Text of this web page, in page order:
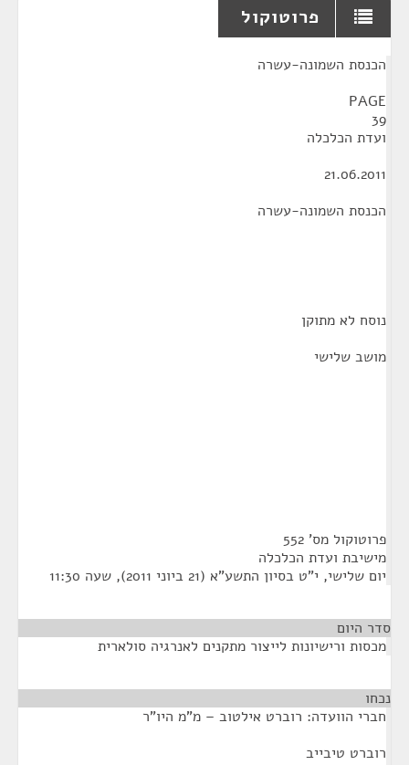
פרוטוקול
הכנסת השמונה-עשרה
PAGE
39
ועדת הכלכלה
21.06.2011
הכנסת השמונה-עשרה
נוסח לא מתוקן
מושב שלישי
פרוטוקול מס' 552
מישיבת ועדת הכלכלה
יום שלישי, י"ט בסיון התשע"א (21 ביוני 2011), שעה 11:30
סדר היום
מכסות ורישיונות לייצור מתקנים לאנרגיה סולארית
נכחו
חברי הוועדה: רוברט אילטוב – מ"מ היו"ר
רוברט טיבייב